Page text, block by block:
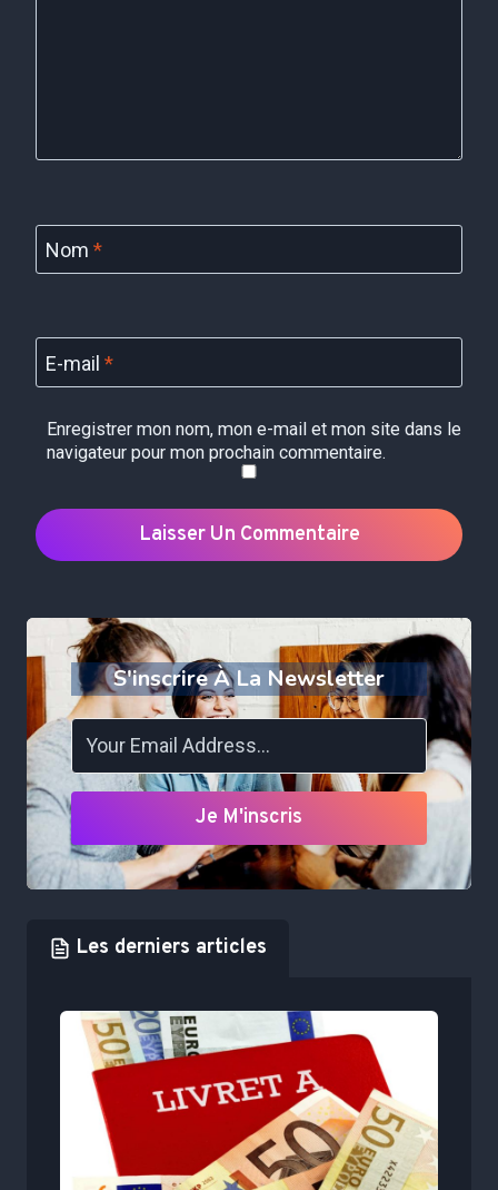
Nom *
E-mail *
Enregistrer mon nom, mon e-mail et mon site dans le
navigateur pour mon prochain commentaire.
S'inscrire À La Newsletter
Je M'inscris
Les derniers articles